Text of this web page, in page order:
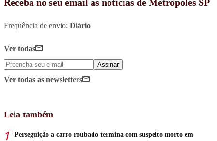
Receba no seu email as notícias de Metrópoles SP
Frequência de envio: Diário
Ver todas
Assinar
Ver todas as newsletters
Leia também
Perseguição a carro roubado termina com suspeito morto em